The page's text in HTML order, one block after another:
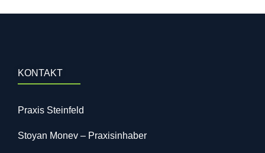
KONTAKT
Praxis Steinfeld
Stоyan Mоnеv – Praxisinhaber